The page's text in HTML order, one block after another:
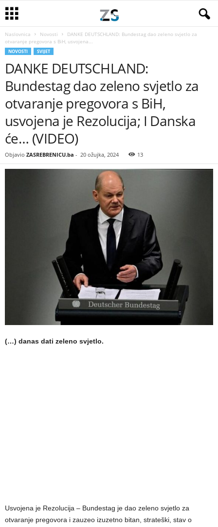
Naslovnica Novosti
DANKE DEUTSCHLAND: Bundestag dao zeleno svjetlo za
otvaranje pregovora s BiH, usvojena...
NOVOSTI SVIJET
DANKE DEUTSCHLAND:
Bundestag dao zeleno svjetlo za
otvaranje pregovora s BiH,
usvojena je Rezolucija; I Danska
će… (VIDEO)
Objavio ZASREBRENICU.ba - 20 ožujka, 2024 13
(…) danas dati zeleno svjetlo.
Usvojena je Rezolucija – Bundestag je dao zeleno svjetlo za
otvaranje pregovora i zauzeo izuzetno bitan, strateški, stav o